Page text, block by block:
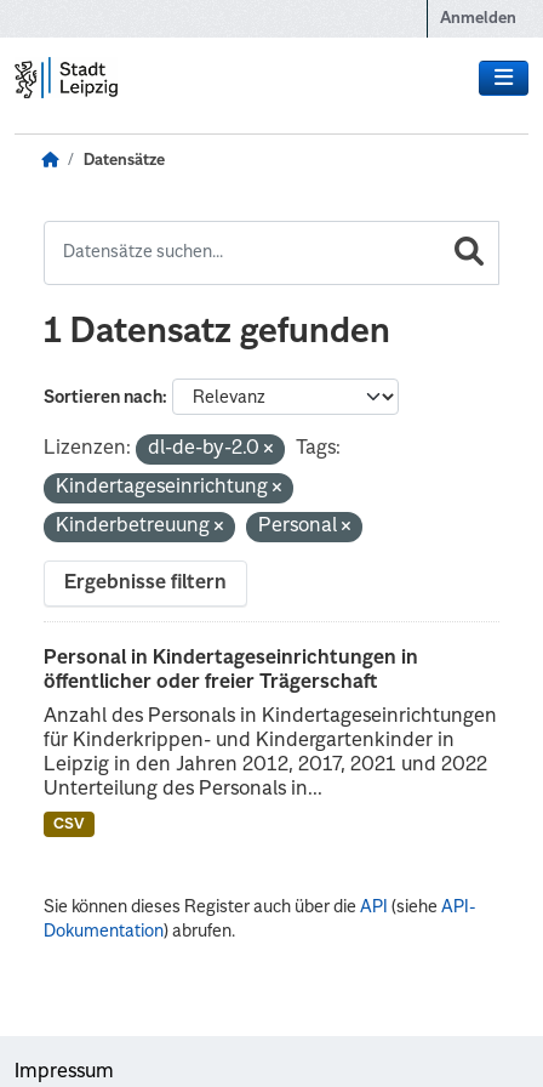
Anmelden
Datensätze
1 Datensatz gefunden
Sortieren nach
Lizenzen: dl-de-by-2.0
Tags:
Kindertageseinrichtung
Kinderbetreuung
Personal
Ergebnisse filtern
Personal in Kindertageseinrichtungen in
öffentlicher oder freier Trägerschaft
Anzahl des Personals in Kindertageseinrichtungen
für Kinderkrippen- und Kindergartenkinder in
Leipzig in den Jahren 2012, 2017, 2021 und 2022
Unterteilung des Personals in...
CSV
Sie können dieses Register auch über dieAPI (sieheAPI-
Dokumentation) abrufen.
Impressum